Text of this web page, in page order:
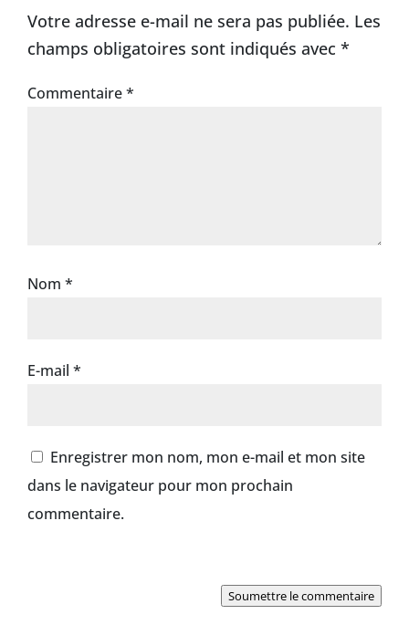
Votre adresse e-mail ne sera pas publiée. Les
champs obligatoires sont indiqués avec *
Commentaire*
Nom *
E-mail *
Enregistrer mon nom, mon e-mail et mon site
dans le navigateur pour mon prochain
commentaire.
Soumettre le commentaire